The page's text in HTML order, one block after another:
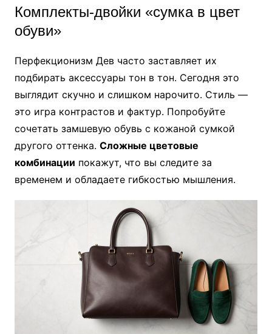
Комплекты-двойки «сумка в цвет
обуви»
Перфекционизм Дев часто заставляет их
подбирать аксессуары тон в тон. Сегодня это
выглядит скучно и слишком нарочито. Стиль —
это игра контрастов и фактур. Попробуйте
сочетать замшевую обувь с кожаной сумкой
другого оттенка. Сложные цветовые
комбинации покажут, что вы следите за
временем и обладаете гибкостью мышления.